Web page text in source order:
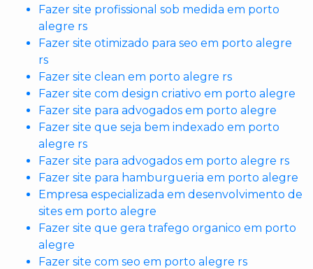
Fazer site profissional sob medida em porto
alegre rs
Fazer site otimizado para seo em porto alegre
rs
Fazer site clean em porto alegre rs
Fazer site com design criativo em porto alegre
Fazer site para advogados em porto alegre
Fazer site que seja bem indexado em porto
alegre rs
Fazer site para advogados em porto alegre rs
Fazer site para hamburgueria em porto alegre
Empresa especializada em desenvolvimento de
sites em porto alegre
Fazer site que gera trafego organico em porto
alegre
Fazer site com seo em porto alegre rs